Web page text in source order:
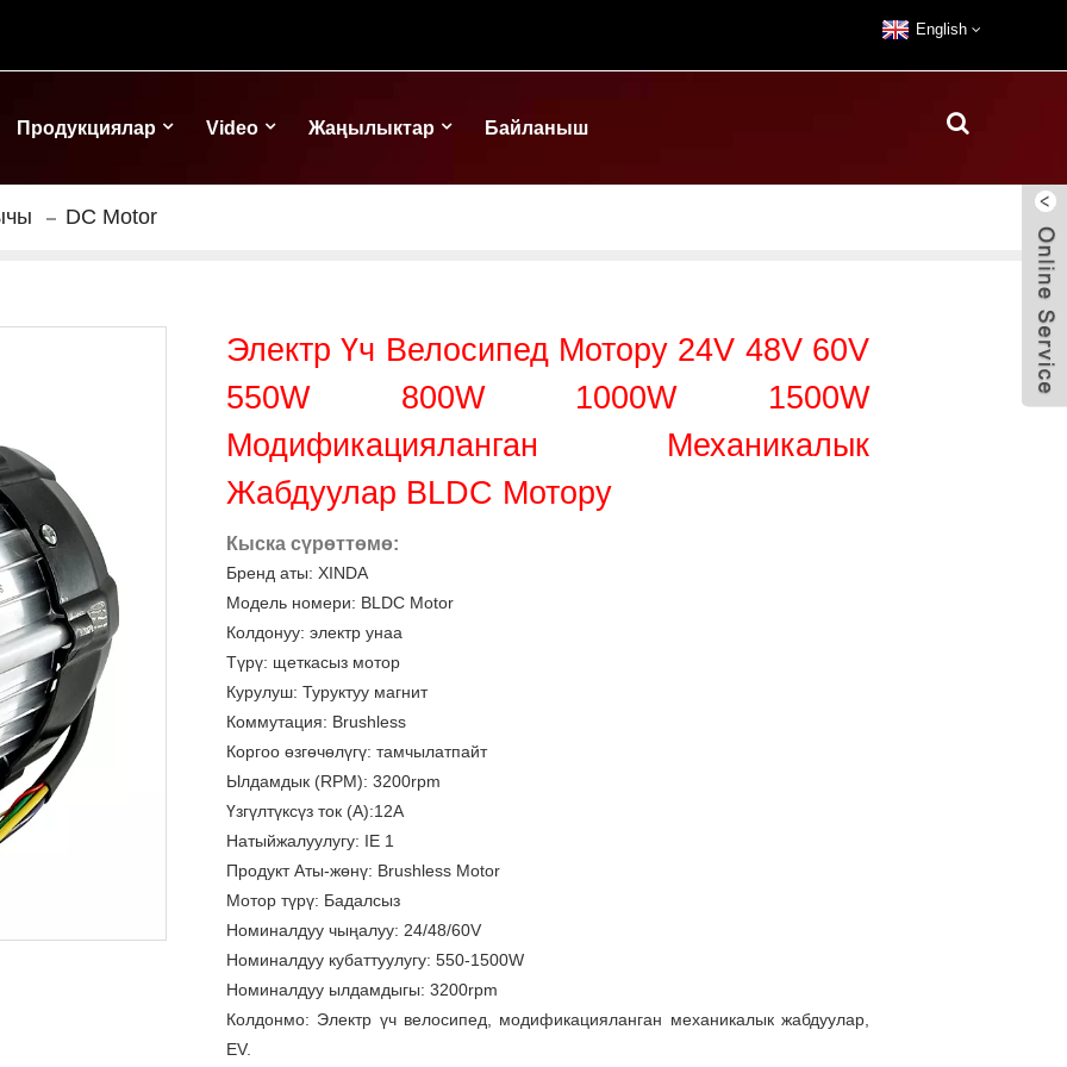
English
Продукциялар Video Жаңылыктар Байланыш
DC Motor
Электр Үч Велосипед Мотору 24V 48V 60V
550W 800W 1000W 1500W
Модификацияланган Механикалык
Жабдуулар BLDC Мотору
Кыска сүрөттөмө:
Бренд аты: XINDA
Модель номери: BLDC Motor
Колдонуу: электр унаа
Түрү: щеткасыз мотор
Курулуш: Туруктуу магнит
Коммутация: Brushless
Коргоо өзгөчөлүгү: тамчылатпайт
Ылдамдык (RPM): 3200rpm
Үзгүлтүксүз ток (A):12A
Натыйжалуулугу: IE 1
Продукт Аты-жөнү: Brushless Motor
Мотор түрү: Бадалсыз
Номиналдуу чыңалуу: 24/48/60V
Номиналдуу кубаттуулугу: 550-1500W
Номиналдуу ылдамдыгы: 3200rpm
Колдонмо: Электр үч велосипед, модификацияланган механикалык жабдуулар,
EV.